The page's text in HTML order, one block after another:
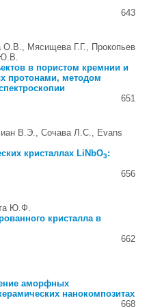
643
Мясищева Г.Г., Прокопьев
Ю.В.
в пористом кремнии и
протонами, методом
651
В.Э., Сочава Л.С., Evans
кристаллах LiNbO3:
656
Ю.Ф.
кристалла в
662
аморфных
нанокомпозитах
668